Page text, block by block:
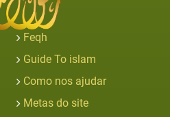
Feqh
Guide To islam
Como nos ajudar
Metas do site